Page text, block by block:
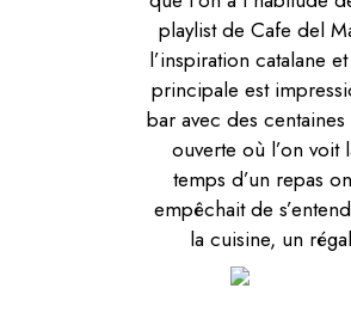
playlist de Cafe del
l’inspiration catalane
principale est
bar avec des
ouverte où l’on voit
temps d’un repas
empêchait de
la cuisine, un